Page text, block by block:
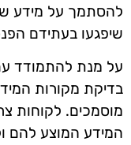
להסתמך על מידע
שיפגעו בעתידם
על מנת להתמודד
בדיקת מקורות
מוסמכים. לקוחות
המידע המוצע להם